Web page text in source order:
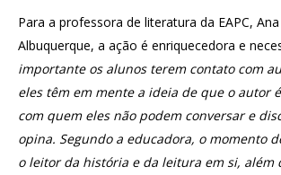
Para a professora de literatura da EAPC,
Albuquerque, a ação é enriquecedora e
importante os alunos terem contato com
eles têm em mente a ideia de que o autor
com quem eles não podem conversar e
opina. Segundo a educadora, o momento
o leitor da história e da leitura em si, além